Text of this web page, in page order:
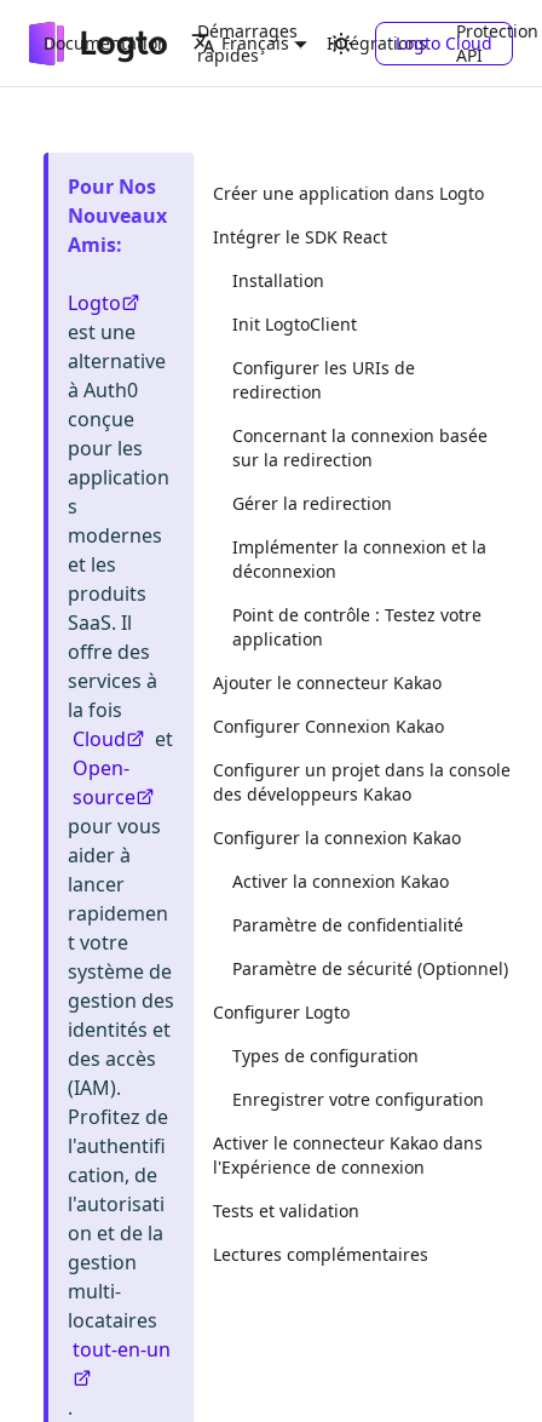
Documentation
Démarrages
rapides
Intégrations
Protection
API
Français Logto Cloud
Pour Nos
Nouveaux
Amis:
Logto
est une
alternative
à Auth0
conçue
pour les
application
s
modernes
et les
produits
SaaS. Il
offre des
services à
la fois
Cloud
et
Open-
source
pour vous
aider à
lancer
rapidemen
t votre
système de
gestion des
identités et
des accès
(IAM).
Profitez de
l'authentifi
cation, de
l'autorisati
on et de la
gestion
multi-
locataires
tout-en-un
.
Créer une application dans Logto
Intégrer le SDK React
Installation
Init LogtoClient
Configurer les URIs de
redirection
Concernant la connexion basée
sur la redirection
Gérer la redirection
Implémenter la connexion et la
déconnexion
Point de contrôle : Testez votre
application
Ajouter le connecteur Kakao
Configurer Connexion Kakao
Configurer un projet dans la console
des développeurs Kakao
Configurer la connexion Kakao
Activer la connexion Kakao
Paramètre de confidentialité
Paramètre de sécurité (Optionnel)
Configurer Logto
Types de configuration
Enregistrer votre configuration
Activer le connecteur Kakao dans
l'Expérience de connexion
Tests et validation
Lectures complémentaires